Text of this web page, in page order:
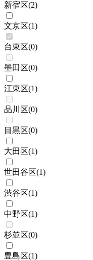
新宿区(2)
文京区(1)
台東区(0)
墨田区(0)
江東区(1)
品川区(0)
目黒区(0)
大田区(1)
世田谷区(1)
渋谷区(1)
中野区(1)
杉並区(0)
豊島区(1)